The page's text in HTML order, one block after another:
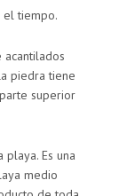
el tiempo.
piedra tiene
superior
Es una
medio